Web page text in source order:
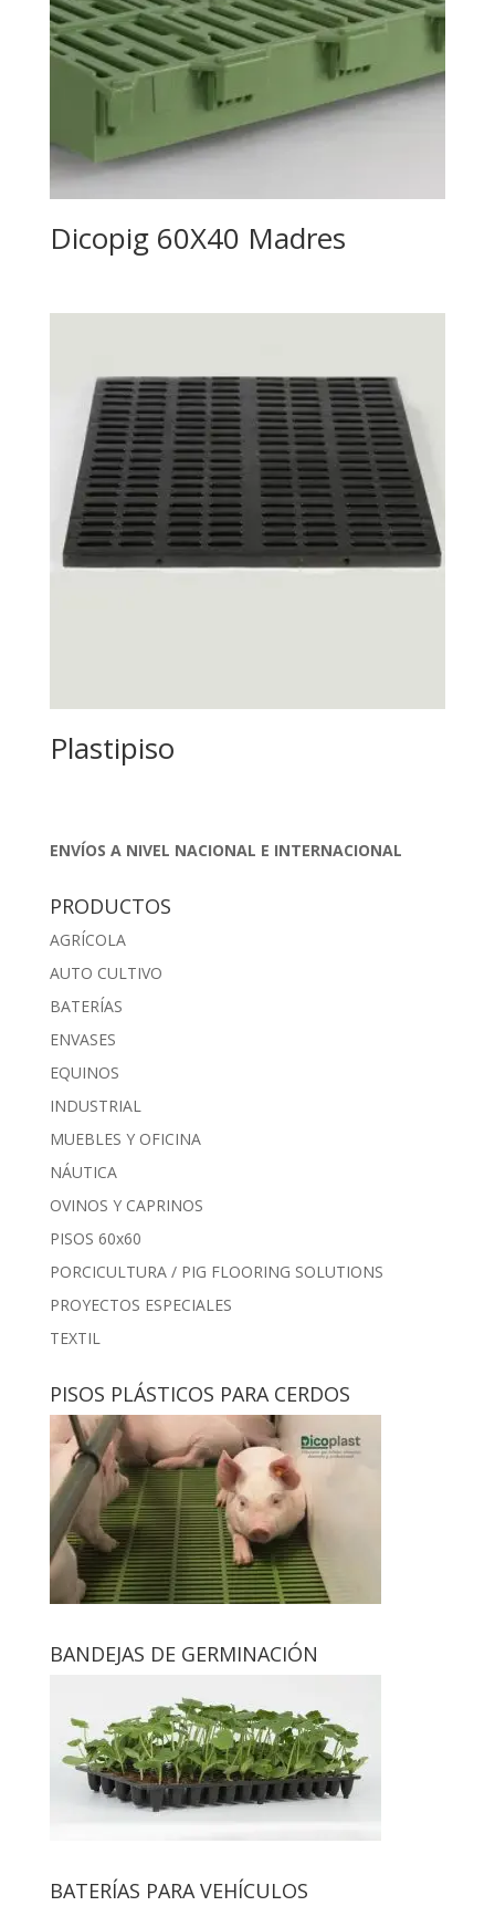
Dicopig 60X40 Madres
Plastipiso
ENVÍOS A NIVEL NACIONAL E INTERNACIONAL
PRODUCTOS
AGRÍCOLA
AUTO CULTIVO
BATERÍAS
ENVASES
EQUINOS
INDUSTRIAL
MUEBLES Y OFICINA
NÁUTICA
OVINOS Y CAPRINOS
PISOS 60x60
PORCICULTURA / PIG FLOORING SOLUTIONS
PROYECTOS ESPECIALES
TEXTIL
PISOS PLÁSTICOS PARA CERDOS
BANDEJAS DE GERMINACIÓN
BATERÍAS PARA VEHÍCULOS